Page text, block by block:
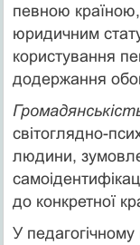
певною
юридичним
користування
додержання
світоглядно-
людини,
до конкретної
У педагогічному